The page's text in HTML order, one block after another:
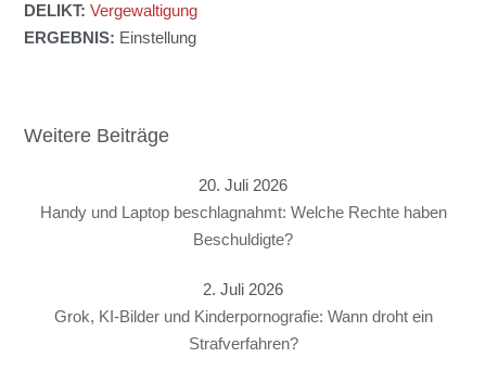
DELIKT:Vergewaltigung
ERGEBNIS: Einstellung
Weitere Beiträge
20. Juli 2026
Handy und Laptop beschlagnahmt: Welche Rechte haben
Beschuldigte?
2. Juli 2026
Grok, KI-Bilder und Kinderpornografie: Wann droht ein
Strafverfahren?